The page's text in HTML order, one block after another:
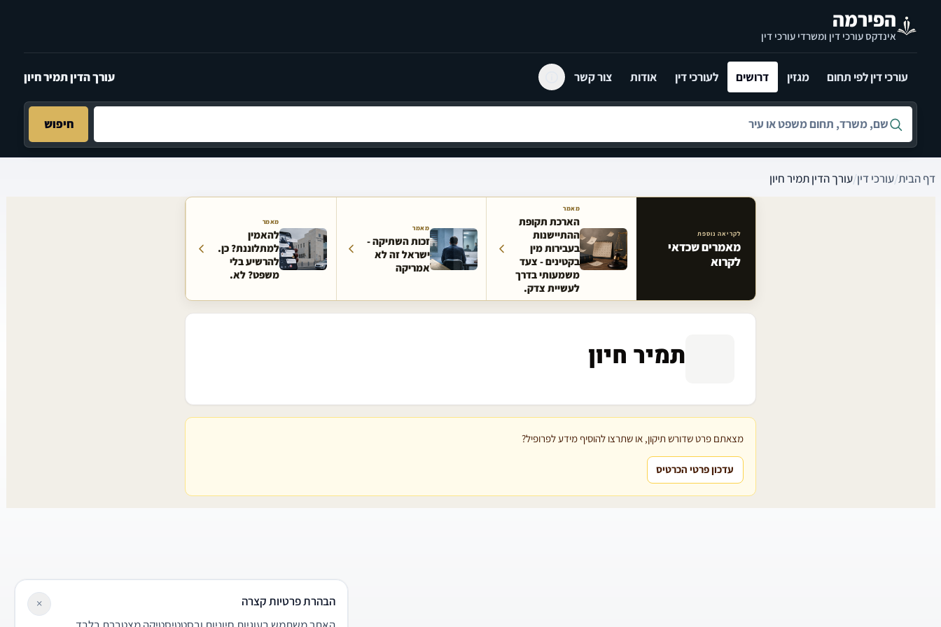
הפירמה
אינדקס עורכי דין ומשרדי עורכי דין
עורכי דין לפי תחום מגזין דרושים לעורכי דין אודות צור קשר עורך הדין תמיר חיון
חיפוש לפי שם, משרד, תחום משפט או עיר
חיפוש
דף הבית/עורכי דין/עורך הדין תמיר חיון
מאמרים קשורים באתר
לקריאה נוספת
מאמרים שכדאי
לקרוא
מאמר
הארכת תקופת
ההתיישנות
בעבירות מין
בקטינים - צעד
משמעותי בדרך
לעשיית צדק.
מאמר
זכות השתיקה -
ישראל זה לא
אמריקה
מאמר
להאמין
למתלוננת? כן.
להרשיע בלי
משפט? לא.
תמיר חיון
מצאתם פרט שדורש תיקון, או שתרצו להוסיף מידע לפרופיל?
עדכון פרטי הכרטיס
הבהרת פרטיות קצרה
×